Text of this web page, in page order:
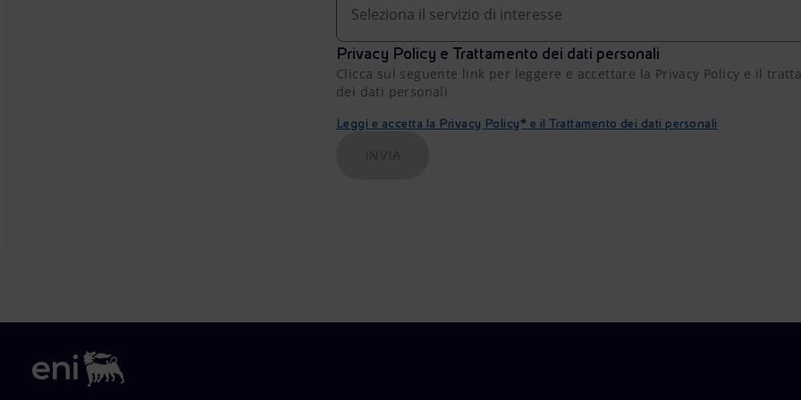
Seleziona il servizio di interesse
Privacy Policy e Trattamento dei dati personali
Clicca sul seguente link per leggere e accettare la Privacy Policy e il
dei dati personali
Leggi e accetta la Privacy Policy* e il Trattamento dei dati personali